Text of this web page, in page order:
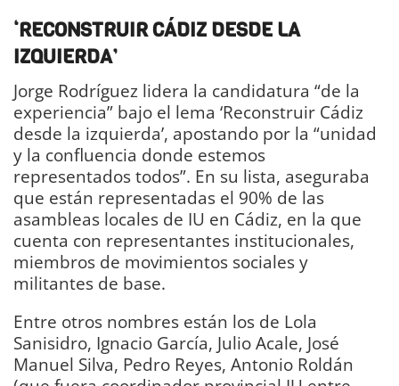
‘RECONSTRUIR CÁDIZ DESDE LA
IZQUIERDA’
Jorge Rodríguez lidera la candidatura “de la
experiencia” bajo el lema ‘Reconstruir Cádiz
desde la izquierda’, apostando por la “unidad
y la confluencia donde estemos
representados todos”. En su lista, aseguraba
que están representadas el 90% de las
asambleas locales de IU en Cádiz, en la que
cuenta con representantes institucionales,
miembros de movimientos sociales y
militantes de base.
Entre otros nombres están los de Lola
Sanisidro, Ignacio García, Julio Acale, José
Manuel Silva, Pedro Reyes, Antonio Roldán